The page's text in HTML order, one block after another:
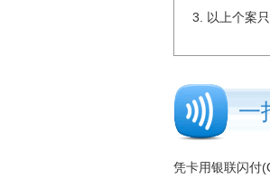
以上个案
一
凭卡用银联闪付